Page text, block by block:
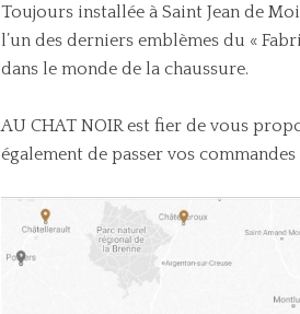
Toujours installée à Saint Jean de
l’un des derniers emblèmes du «
dans le monde de la chaussure.
AU CHAT NOIR est fier de vous
également de passer vos